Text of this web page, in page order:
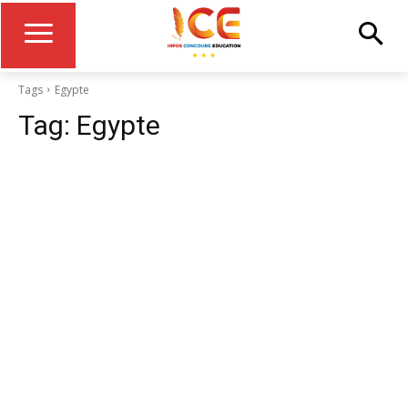
Tags Egypte
Tag: Egypte